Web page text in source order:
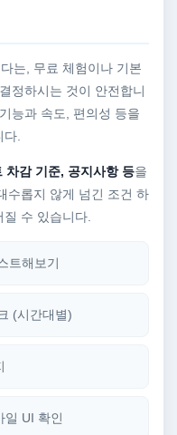
는, 무료 체험이나 기본
정하시는 것이 안전합니
능과 속도, 편의성 등을
.
차감 기준, 공지사항 등을
수롭지 않게 넘긴 조건 하
수 있습니다.
트해보기
(시간대별)
일 UI 확인